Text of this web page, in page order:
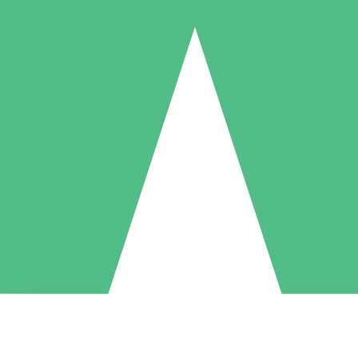
Individuele Creditpakketten
per gebruik met downloadtegoeden. Geen maandelijkse verplichting
5 Downloaden
US$